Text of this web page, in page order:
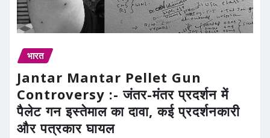
भारत
Jantar Mantar Pellet Gun
Controversy :- जंतर-मंतर प्रदर्शन में
पैलेट गन इस्तेमाल का दावा, कई प्रदर्शनकारी
और पत्रकार घायल